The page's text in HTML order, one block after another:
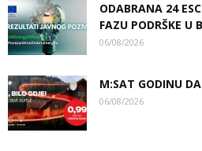
ODABRANA 24
FAZU PODRŠKE U
06/08/2026
M:SAT GODINU
06/08/2026